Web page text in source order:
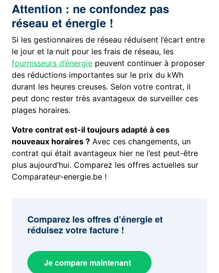
Attention : ne confondez pas
réseau et énergie !
Si les gestionnaires de réseau réduisent l’écart entre
le jour et la nuit pour les frais de réseau, les
fournisseurs d’énergie peuvent continuer à proposer
des réductions importantes sur le prix du kWh
durant les heures creuses. Selon votre contrat, il
peut donc rester très avantageux de surveiller ces
plages horaires.
Votre contrat est-il toujours adapté à ces
nouveaux horaires ? Avec ces changements, un
contrat qui était avantageux hier ne l’est peut-être
plus aujourd’hui. Comparez les offres actuelles sur
Comparateur-energie.be !
Comparez les offres d’énergie et
réduisez votre facture !
Je compare maintenant